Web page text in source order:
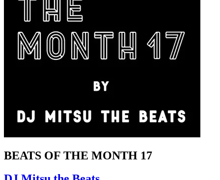
BEATS OF THE MONTH 17